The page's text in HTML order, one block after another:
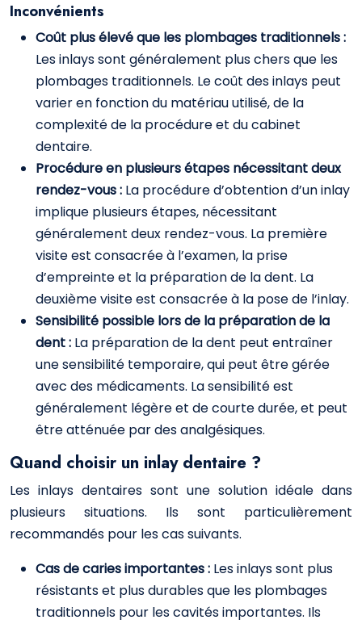
Inconvénients
Coût plus élevé que les plombages traditionnels :
Les inlays sont généralement plus chers que les
plombages traditionnels. Le coût des inlays peut
varier en fonction du matériau utilisé, de la
complexité de la procédure et du cabinet
dentaire.
Procédure en plusieurs étapes nécessitant deux
rendez-vous : La procédure d’obtention d’un inlay
implique plusieurs étapes, nécessitant
généralement deux rendez-vous. La première
visite est consacrée à l’examen, la prise
d’empreinte et la préparation de la dent. La
deuxième visite est consacrée à la pose de l’inlay.
Sensibilité possible lors de la préparation de la
dent : La préparation de la dent peut entraîner
une sensibilité temporaire, qui peut être gérée
avec des médicaments. La sensibilité est
généralement légère et de courte durée, et peut
être atténuée par des analgésiques.
Quand choisir un inlay dentaire ?
Les inlays dentaires sont une solution idéale dans
plusieurs situations. Ils sont particulièrement
recommandés pour les cas suivants.
Cas de caries importantes : Les inlays sont plus
résistants et plus durables que les plombages
traditionnels pour les cavités importantes. Ils